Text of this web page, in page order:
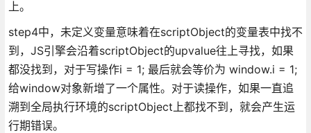
上。
step4中，未定义变量意味着在scriptObject的变量表中找不
到，JS引擎会沿着scriptObject的upvalue往上寻找，如果
都没找到，对于写操作i = 1; 最后就会等价为 window.i = 1;
给window对象新增了一个属性。对于读操作，如果一直追
溯到全局执行环境的scriptObject上都找不到，就会产生运
行期错误。